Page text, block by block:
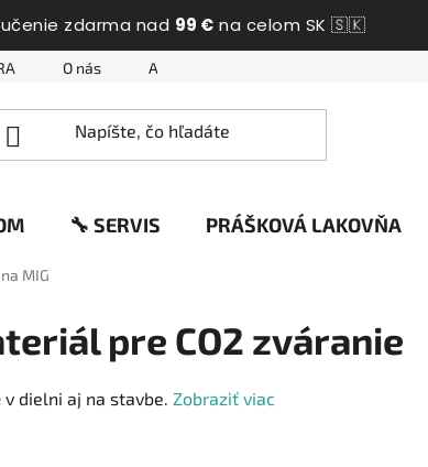
zdarma nad 99 € na celom SK 🇸🇰
O nás Ako nakupovať
🔧 SERVIS PRÁŠKOVÁ LAKOVŇA
MIG
pre CO2 zváranie
v dielni aj na stavbe. Zobraziť viac